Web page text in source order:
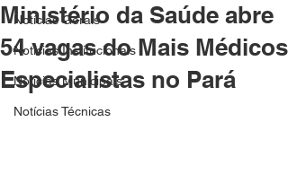
Notícias Gerais
Notícias Institucionais
Notícias Municipais
Notícias Técnicas
Ministério da Saúde abre
54 vagas do Mais Médicos
Especialistas no Pará